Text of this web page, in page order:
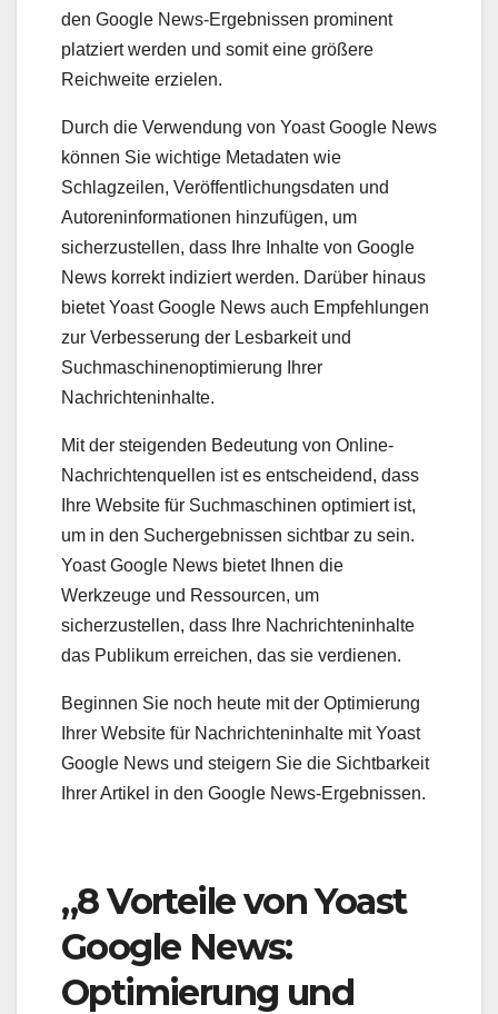
den Google News-Ergebnissen prominent
platziert werden und somit eine größere
Reichweite erzielen.
Durch die Verwendung von Yoast Google News
können Sie wichtige Metadaten wie
Schlagzeilen, Veröffentlichungsdaten und
Autoreninformationen hinzufügen, um
sicherzustellen, dass Ihre Inhalte von Google
News korrekt indiziert werden. Darüber hinaus
bietet Yoast Google News auch Empfehlungen
zur Verbesserung der Lesbarkeit und
Suchmaschinenoptimierung Ihrer
Nachrichteninhalte.
Mit der steigenden Bedeutung von Online-
Nachrichtenquellen ist es entscheidend, dass
Ihre Website für Suchmaschinen optimiert ist,
um in den Suchergebnissen sichtbar zu sein.
Yoast Google News bietet Ihnen die
Werkzeuge und Ressourcen, um
sicherzustellen, dass Ihre Nachrichteninhalte
das Publikum erreichen, das sie verdienen.
Beginnen Sie noch heute mit der Optimierung
Ihrer Website für Nachrichteninhalte mit Yoast
Google News und steigern Sie die Sichtbarkeit
Ihrer Artikel in den Google News-Ergebnissen.
„8 Vorteile von Yoast
Google News:
Optimierung und